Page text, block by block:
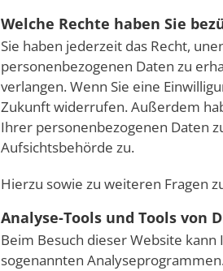
Welche Rechte haben Sie
Sie haben jederzeit das Recht,
personenbezogenen Daten zu
verlangen. Wenn Sie eine
Zukunft widerrufen. Außerdem
Ihrer personenbezogenen Daten
Aufsichtsbehörde zu.
Hierzu sowie zu weiteren Fragen
Analyse-Tools und Tools von
Beim Besuch dieser Website
sogenannten